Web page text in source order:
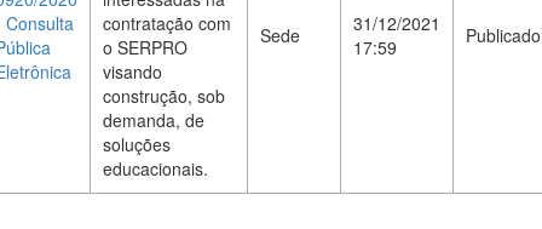
Consulta
contratação com
o SERPRO
visando
construção, sob
demanda, de
soluções
educacionais.
Sede
31/12/2021
17:59
Publicado